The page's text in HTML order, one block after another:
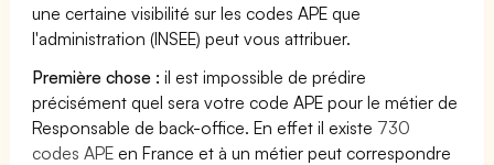
une certaine visibilité sur les codes APE que
l'administration (INSEE) peut vous attribuer.
Première chose : il est impossible de prédire
précisément quel sera votre code APE pour le métier de
Responsable de back-office. En effet il existe 730
codes APE en France et à un métier peut correspondre